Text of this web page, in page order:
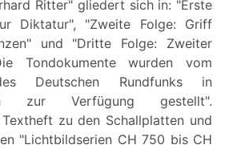
Ritter" gliedert sich in: "Erste
Diktatur", "Zweite Folge: Griff
und "Dritte Folge: Zweiter
Tondokumente wurden vom
Deutschen Rundfunks in
zur Verfügung gestellt".
zu den Schallplatten und
"Lichtbildserien CH 750 bis CH